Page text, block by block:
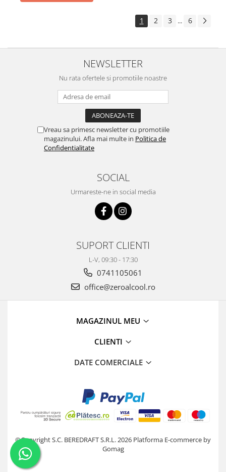
1 2 3 ... 6
NEWSLETTER
Nu rata ofertele si promotiile noastre
Vreau sa primesc newsletter cu promotiile
magazinului. Afla mai multe in Politica de
Confidentialitate
SOCIAL
Urmareste-ne in social media
SUPORT CLIENTI
L-V, 09:30 - 17:30
0741105061
office@zeroalcool.ro
MAGAZINUL MEU
CLIENTI
DATE COMERCIALE
©Copyright S.C. BEREDRAFT S.R.L. 2026 Platforma E-commerce by
Gomag